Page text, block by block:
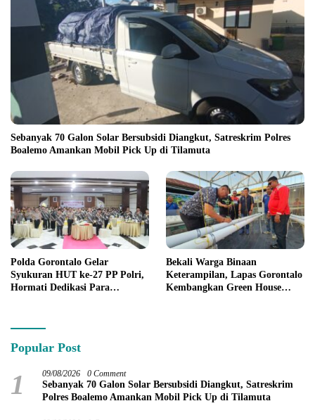
Sebanyak 70 Galon Solar Bersubsidi Diangkut, Satreskrim Polres
Boalemo Amankan Mobil Pick Up di Tilamuta
Polda Gorontalo Gelar
Syukuran HUT ke-27 PP Polri,
Hormati Dedikasi Para
Bekali Warga Binaan
Keterampilan, Lapas Gorontalo
Kembangkan Green House
Popular Post
1 09/08/2026 0 Comment
Sebanyak 70 Galon Solar Bersubsidi Diangkut, Satreskrim
Polres Boalemo Amankan Mobil Pick Up di Tilamuta